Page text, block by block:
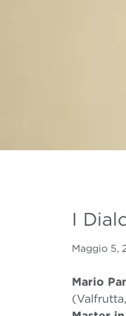
I
Maggio 5,
Mario